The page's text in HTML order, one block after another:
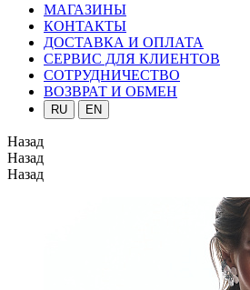
МАГАЗИНЫ
КОНТАКТЫ
ДОСТАВКА И ОПЛАТА
СЕРВИС ДЛЯ КЛИЕНТОВ
СОТРУДНИЧЕСТВО
ВОЗВРАТ И ОБМЕН
RU EN
Назад
Назад
Назад